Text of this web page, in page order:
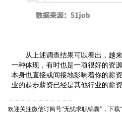
从上述调查结果可以看出，越来
一种体现，有时也是一项很好的资
本身也直接或间接地影响着你的薪
业的起步薪资已经是其他行业的薪
－－－－－－－－－－－
欢迎关注微信订阅号“无忧求职锦囊”，下载